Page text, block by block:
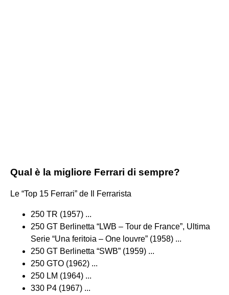
Qual è la migliore Ferrari di sempre?
Le “Top 15 Ferrari” de Il Ferrarista
250 TR (1957) ...
250 GT Berlinetta “LWB – Tour de France”, Ultima
Serie “Una feritoia – One louvre” (1958) ...
250 GT Berlinetta “SWB” (1959) ...
250 GTO (1962) ...
250 LM (1964) ...
330 P4 (1967) ...